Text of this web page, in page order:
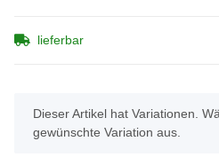
lieferbar
x
Dieser Artikel hat Variationen.
gewünschte Variation aus.